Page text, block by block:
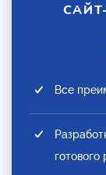
Все
готового